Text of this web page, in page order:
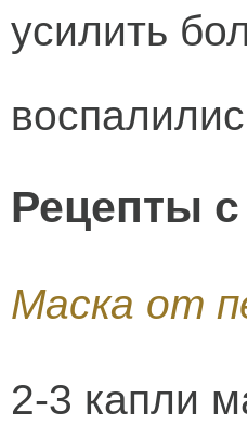
усилить
Рецепты
Маска от
2-3 капли